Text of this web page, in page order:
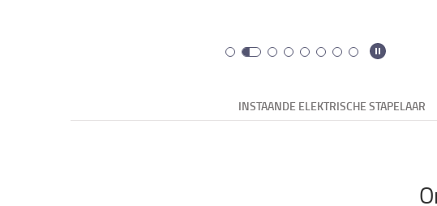
INSTAANDE ELEKTRISCHE STAPELAAR